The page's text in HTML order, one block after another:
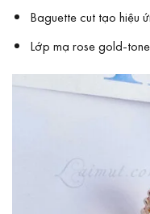
Baguette cut tạo hiệu
Lớp mạ rose gold-